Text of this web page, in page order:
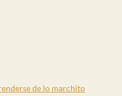
de lo marchito